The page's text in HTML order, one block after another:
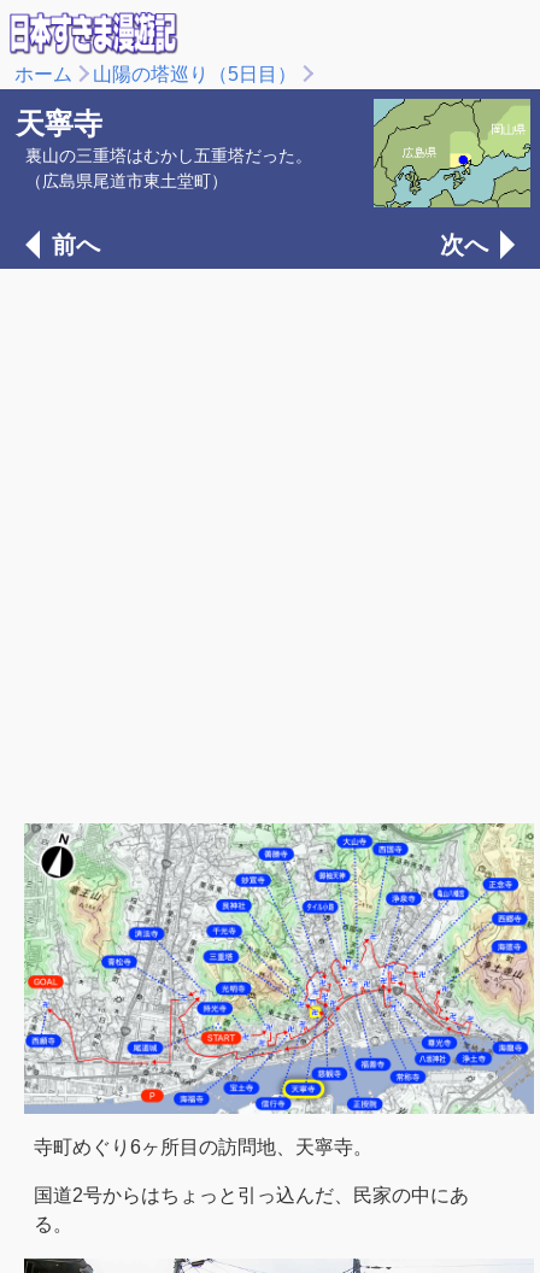
ホーム 山陽の塔巡り（5日目）
天寧寺
裏山の三重塔はむかし五重塔だった。
（広島県尾道市東土堂町）
前へ 次へ
寺町めぐり6ヶ所目の訪問地、天寧寺。
国道2号からはちょっと引っ込んだ、民家の中にあ
る。